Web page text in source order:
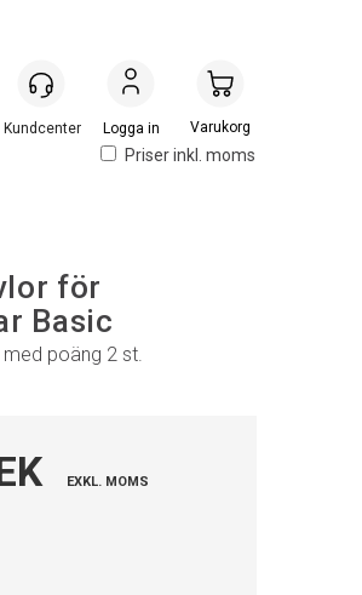
Priser inkl. moms
Logga in Handlevogn
för
Basic
poäng 2 st.
EXKL. MOMS